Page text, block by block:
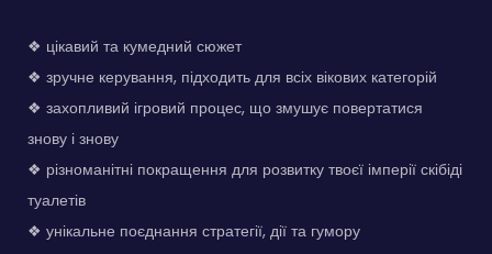
❖ цікавий та кумедний сюжет
❖ зручне керування, підходить для всіх вікових категорій
❖ захопливий ігровий процес, що змушує повертатися
знову і знову
❖ різноманітні покращення для розвитку твоєї імперії скібіді
туалетів
❖ унікальне поєднання стратегії, дії та гумору